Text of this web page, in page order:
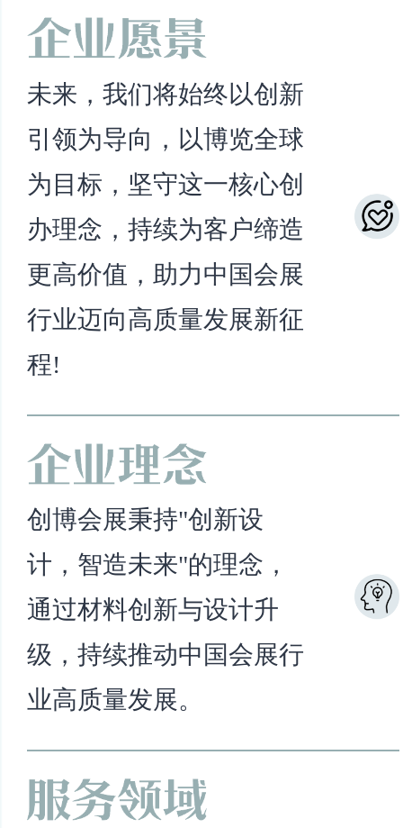
未来，我们将始终以创新
引领为导向，以博览全球
为目标，坚守这一核心创
办理念，持续为客户缔造
更高价值，助力中国会展
行业迈向高质量发展新征
程!
创博会展秉持"创新设
计，智造未来"的理念，
通过材料创新与设计升
级，持续推动中国会展行
业高质量发展。